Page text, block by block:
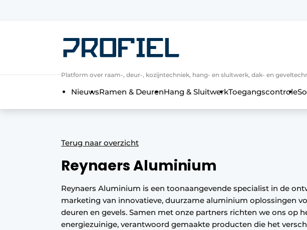
Algemene voorwaarden
Podcasts
Privacy / Cookie statement
Profiel | Platform over raam-, deur-, kozijntechniek, hang-
Uitnodiging Rondetafelgesprek – 20 jaar Profiel
Platform over raam-, deur-, kozijntechniek, hang- en sluitwerk, dak- en
NieuwsRamen & DeurenHang & SluitwerkToegangscontrole
Terug naar overzicht
Reynaers Aluminium
Reynaers Aluminium is een toonaangevende specialist in de
marketing van innovatieve, duurzame aluminium oplossingen
deuren en gevels. Samen met onze partners richten we ons op
energiezuinige, verantwoord gemaakte producten die het